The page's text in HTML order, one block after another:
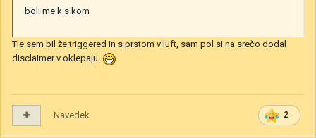
boli me k s kom
Tle sem bil že triggered in s prstom v luft, sam pol si na srečo dodal
disclaimer v oklepaju.
2
Navedek